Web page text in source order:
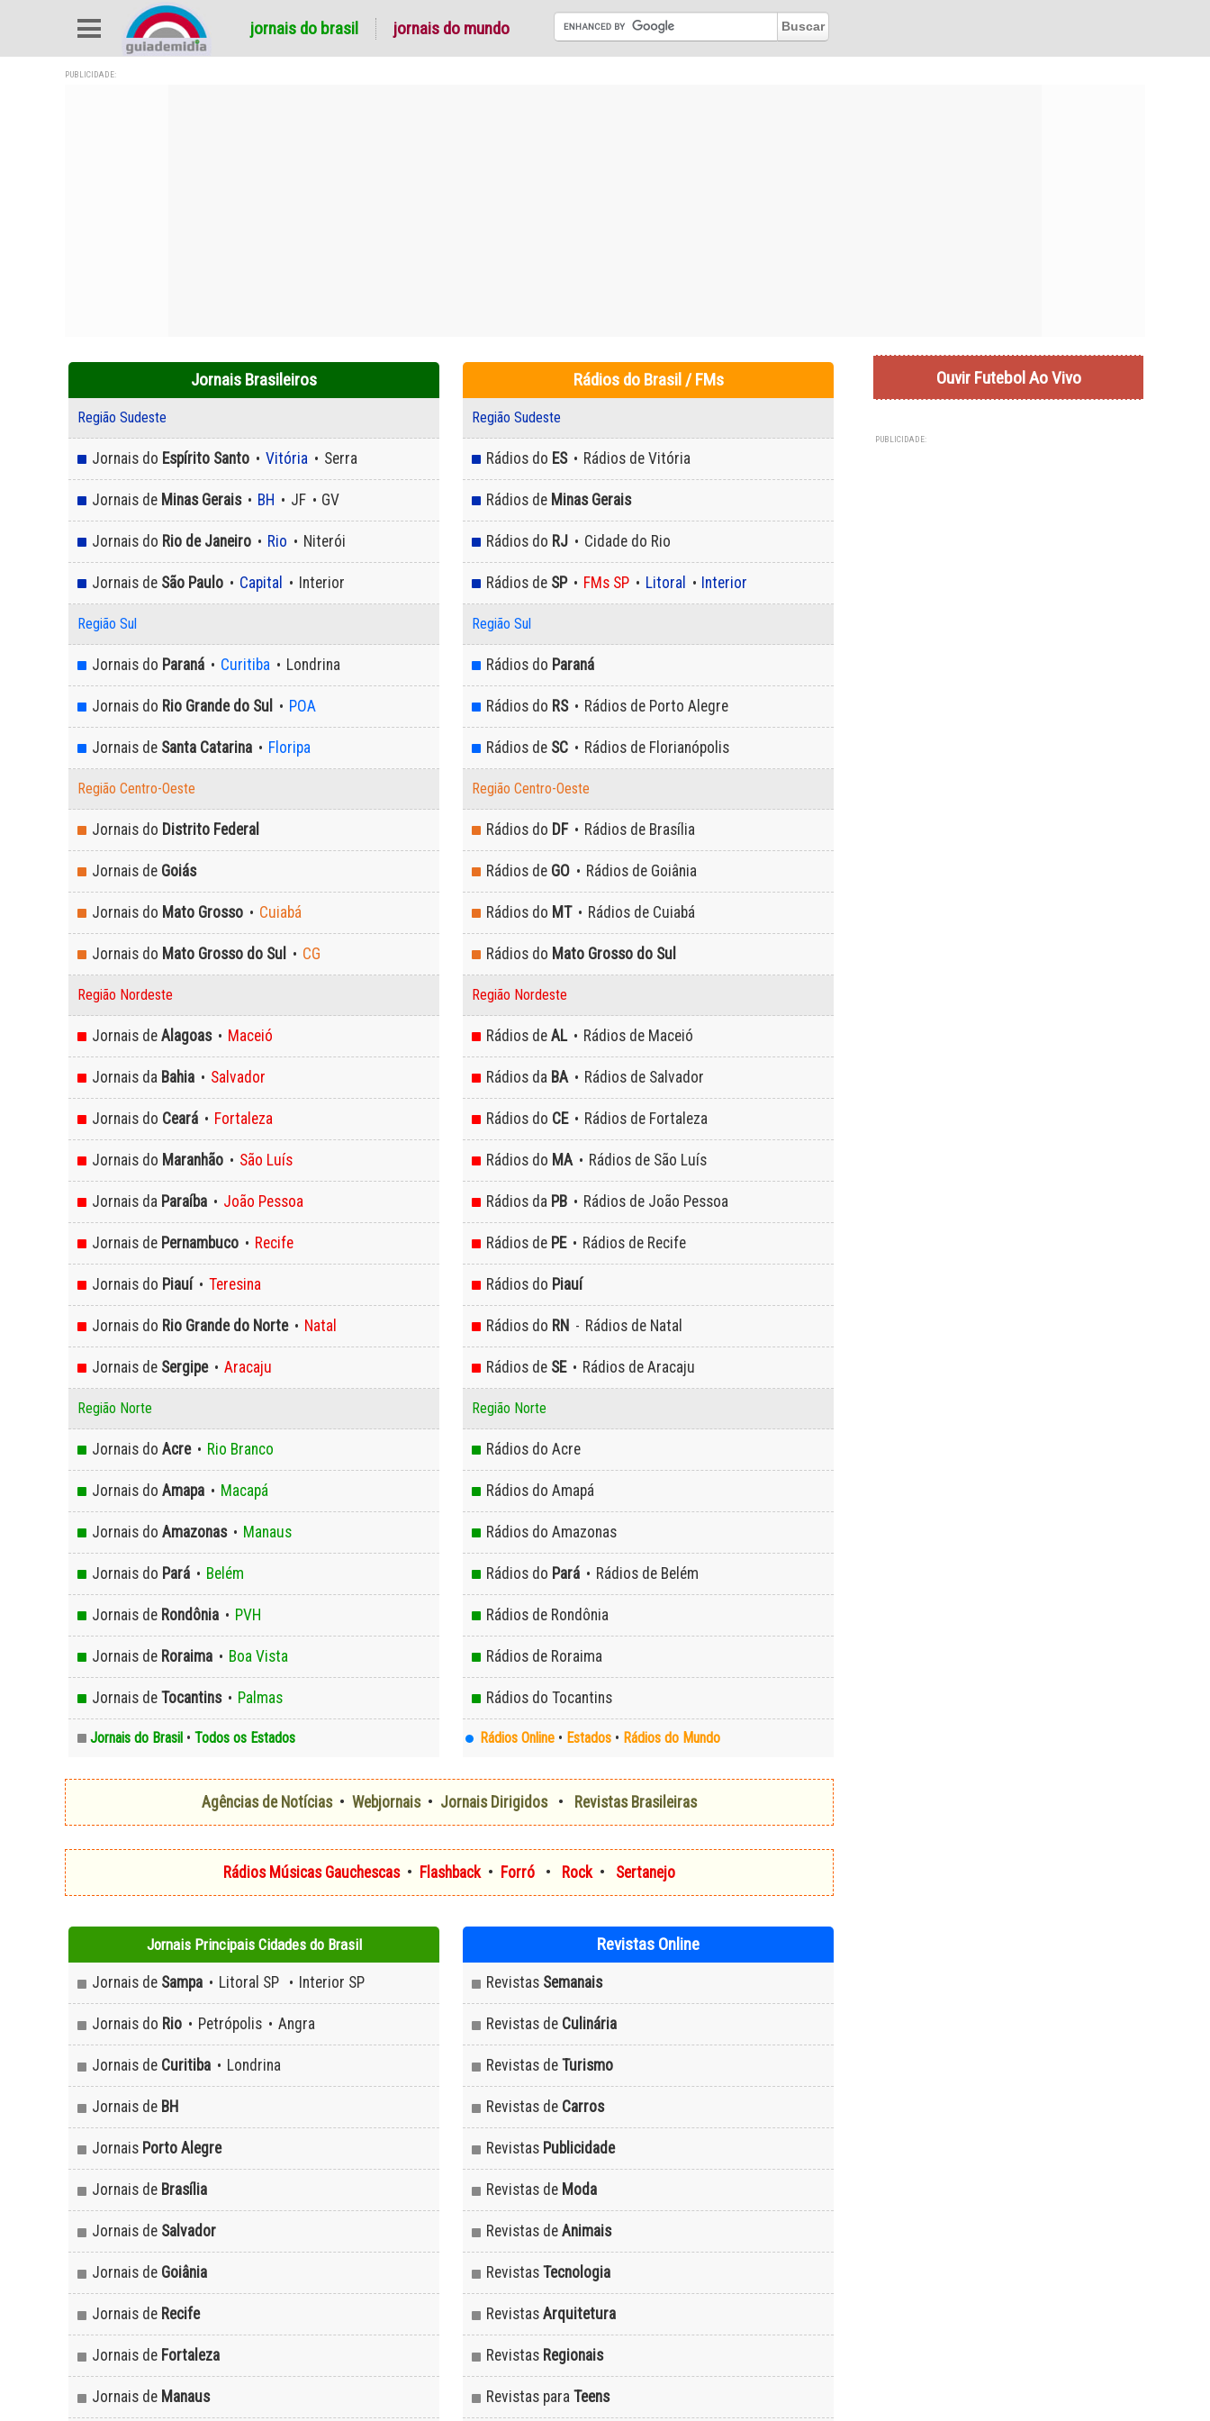
jornais do brasil jornais do mundo
PUBLICIDADE:
Jornais Brasileiros
Região Sudeste
Jornais do Espírito Santo • Vitória • Serra
Jornais de Minas Gerais • BH • JF • GV
Jornais do Rio de Janeiro • Rio • Niterói
Jornais de São Paulo • Capital • Interior
Região Sul
Jornais do Paraná • Curitiba • Londrina
Jornais do Rio Grande do Sul • POA
Jornais de Santa Catarina • Floripa
Região Centro-Oeste
Jornais do Distrito Federal
Jornais de Goiás
Jornais do Mato Grosso • Cuiabá
Jornais do Mato Grosso do Sul • CG
Região Nordeste
Jornais deAlagoas • Maceió
Jornais da Bahia • Salvador
Jornais do Ceará • Fortaleza
Jornais do Maranhão • São Luís
Jornais da Paraíba • João Pessoa
Jornais de Pernambuco • Recife
Jornais do Piauí • Teresina
Jornais do Rio Grande do Norte • Natal
Jornais de Sergipe • Aracaju
Região Norte
Jornais doAcre • Rio Branco
Jornais doAmapa • Macapá
Jornais doAmazonas • Manaus
Jornais do Pará • Belém
Jornais de Rondônia • PVH
Jornais de Roraima • Boa Vista
Jornais deTocantins • Palmas
Jornais do Brasil •Todos os Estados
Rádios do Brasil / FMs
Região Sudeste
Rádios do ES • Rádios de Vitória
Rádios de Minas Gerais
Rádios do RJ • Cidade do Rio
Rádios de SP • FMs SP • Litoral • Interior
Região Sul
Rádios do Paraná
Rádios do RS • Rádios de Porto Alegre
Rádios de SC • Rádios de Florianópolis
Região Centro-Oeste
Rádios do DF • Rádios de Brasília
Rádios de GO • Rádios de Goiânia
Rádios do MT • Rádios de Cuiabá
Rádios do Mato Grosso do Sul
Região Nordeste
Rádios deAL • Rádios de Maceió
Rádios da BA • Rádios de Salvador
Rádios do CE • Rádios de Fortaleza
Rádios do MA • Rádios de São Luís
Rádios da PB • Rádios de João Pessoa
Rádios de PE • Rádios de Recife
Rádios do Piauí
Rádios do RN - Rádios de Natal
Rádios de SE • Rádios de Aracaju
Região Norte
Rádios do Acre
Rádios do Amapá
Rádios do Amazonas
Rádios do Pará • Rádios de Belém
Rádios de Rondônia
Rádios de Roraima
Rádios do Tocantins
Rádios Online • Estados • Rádios do Mundo
Agências de Notícias • Webjornais • Jornais Dirigidos • Revistas Brasileiras
Rádios Músicas Gauchescas • Flashback • Forró • Rock • Sertanejo
Jornais Principais Cidades do Brasil
Jornais de Sampa • Litoral SP • Interior SP
Jornais do Rio • Petrópolis • Angra
Jornais de Curitiba • Londrina
Jornais de BH
Jornais Porto Alegre
Jornais de Brasília
Jornais de Salvador
Jornais de Goiânia
Jornais de Recife
Jornais de Fortaleza
Jornais de Manaus
Revistas Online
Revistas Semanais
Revistas de Culinária
Revistas deTurismo
Revistas de Carros
Revistas Publicidade
Revistas de Moda
Revistas deAnimais
RevistasTecnologia
RevistasArquitetura
Revistas Regionais
Revistas paraTeens
Ouvir Futebol Ao Vivo
PUBLICIDADE: